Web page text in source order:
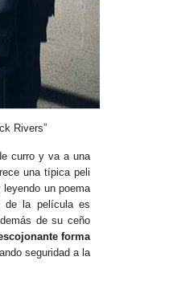
Rivers”
curro y va a una
una típica peli
un poema
de la película es
de su ceño
forma
seguridad a la